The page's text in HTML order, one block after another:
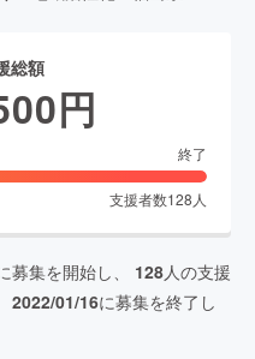
総額
円
終了
支援者数128 人
募集を開始し、 128人の支援
2022/01/16に募集を終了し